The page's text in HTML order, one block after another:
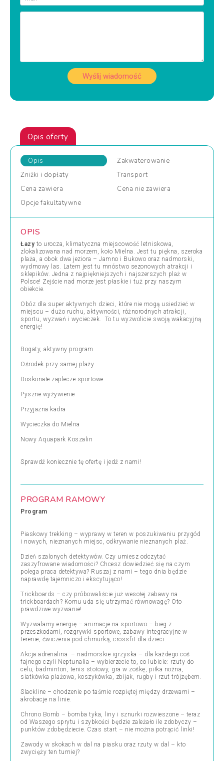
Wyślij wiadomość
Opis oferty
Opis
Zakwaterowanie
Zniżki i dopłaty
Transport
Cena zawiera Cena nie zawiera
Opcje fakultatywne
OPIS
Łazyto urocza, klimatyczna miejscowość letniskowa,
zlokalizowana nad morzem, koło Mielna. Jest tu piękna, szeroka
plaża, a obok dwa jeziora – Jamno i Bukowo oraz nadmorski,
wydmowy las. Latem jest tu mnóstwo sezonowych atrakcji i
sklepików. Jedna z najpiękniejszych i najszerszych plaż w
Polsce! Zejście nad morze jest płaskie i tuż przy naszym
obiekcie.
Obóz dla super aktywnych dzieci, które nie mogą usiedzieć w
miejscu – dużo ruchu, aktywności, różnorodnych atrakcji,
sportu, wyzwań i wycieczek. To tu wyzwolicie swoją wakacyjną
energię!
Bogaty, aktywny program
Ośrodek przy samej plaży
Doskonałe zaplecze sportowe
Pyszne wyżywienie
Przyjazna kadra
Wycieczka do Mielna
Nowy Aquapark Koszalin
Sprawdź koniecznie tę ofertę i jedź z nami!
PROGRAM RAMOWY
Program
Piaskowy trekking – wyprawy w teren w poszukiwaniu przygód
i nowych, nieznanych miejsc, odkrywanie nieznanych plaż.
Dzień szalonych detektywów. Czy umiesz odczytać
zaszyfrowane wiadomości? Chcesz dowiedzieć się na czym
polega praca detektywa? Ruszaj z nami – tego dnia będzie
naprawdę tajemniczo i ekscytująco!
Trickboards – czy próbowaliście już wesołej zabawy na
trickboardach? Komu uda się utrzymać równowagę? Oto
prawdziwe wyzwanie!
Wyzwalamy energię – animacje na sportowo – bieg z
przeszkodami, rozgrywki sportowe, zabawy integracyjne w
terenie, ćwiczenia pod chmurką, crossfit dla dzieci.
Akcja adrenalina – nadmorskie igrzyska – dla każdego coś
fajnego czyli Neptunalia – wybierzecie to, co lubicie: rzuty do
celu, badminton, tenis stołowy, gra w zośkę, piłka nożna,
siatkówka plażowa, koszykówka, zbijak, rugby i rzut trójzębem.
Slackline – chodzenie po taśmie rozpiętej między drzewami –
akrobacje na linie.
Chrono Bomb – bomba tyka, liny i sznurki rozwieszone – teraz
od Waszego sprytu i szybkości będzie zależało ile zdobyczy –
punktów zdobędziecie. Czas start – nie można potrącić linki!
Zawody w skokach w dal na piasku oraz rzuty w dal – kto
zwycięży ten turniej?